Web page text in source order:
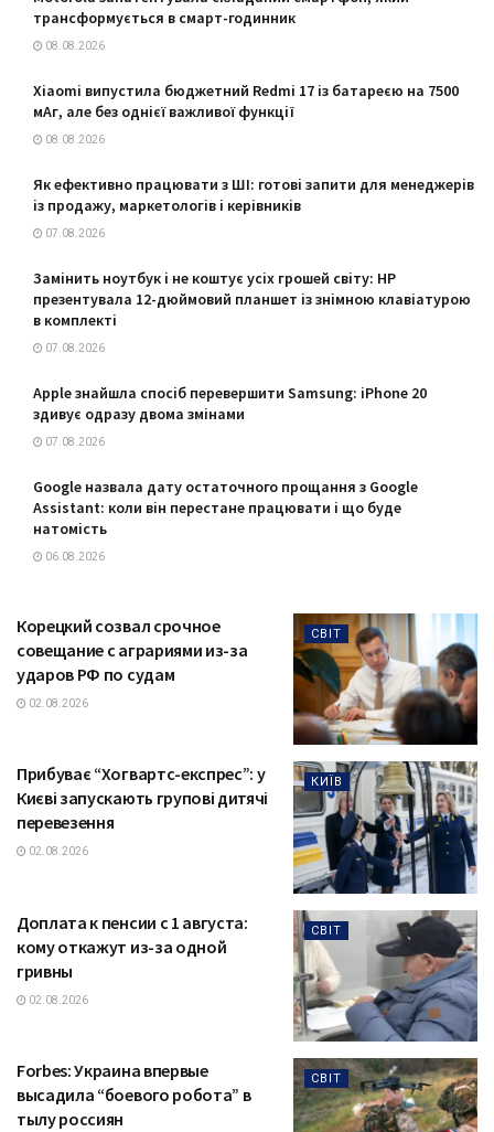
трансформується в смарт-годинник
08.08.2026
Xiaomi випустила бюджетний Redmi 17 із батареєю на 7500
мАг, але без однієї важливої функції
08.08.2026
Як ефективно працювати з ШІ: готові запити для менеджерів
із продажу, маркетологів і керівників
07.08.2026
Замінить ноутбук і не коштує усіх грошей світу: HP
презентувала 12-дюймовий планшет із знімною клавіатурою
в комплекті
07.08.2026
Apple знайшла спосіб перевершити Samsung: iPhone 20
здивує одразу двома змінами
07.08.2026
Google назвала дату остаточного прощання з Google
Assistant: коли він перестане працювати і що буде
натомість
06.08.2026
СВІТ
Корецкий созвал срочное
совещание с аграриями из-за
ударов РФ по судам
02.08.2026
КИЇВ
Прибуває “Хогвартс-експрес”: у
Києві запускають групові дитячі
перевезення
02.08.2026
СВІТ
Доплата к пенсии с 1 августа:
кому откажут из-за одной
гривны
02.08.2026
СВІТ
Forbes: Украина впервые
высадила “боевого робота” в
тылу россиян